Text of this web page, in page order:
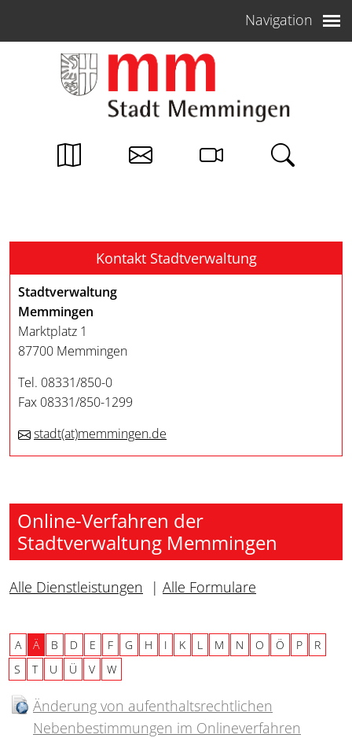
Navigation
Kontakt Stadtverwaltung
Stadtverwaltung
Memmingen
Marktplatz 1
87700 Memmingen
Tel. 08331/850-0
Fax 08331/850-1299
stadt(at)memmingen.de
Online-Verfahren der
Stadtverwaltung Memmingen
Alle Dienstleistungen | Alle Formulare
A Ä B D E F G H I K L M N O Ö P
R
S
T U Ü V W
Änderung von aufenthaltsrechtlichen
Nebenbestimmungen im Onlineverfahren